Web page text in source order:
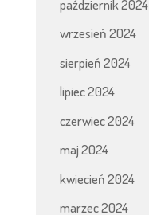
październik 2024
wrzesień 2024
sierpień 2024
lipiec 2024
czerwiec 2024
maj 2024
kwiecień 2024
marzec 2024